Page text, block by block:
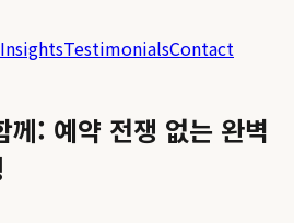
InsightsTestimonialsContact
께: 예약 전쟁 없는 완벽